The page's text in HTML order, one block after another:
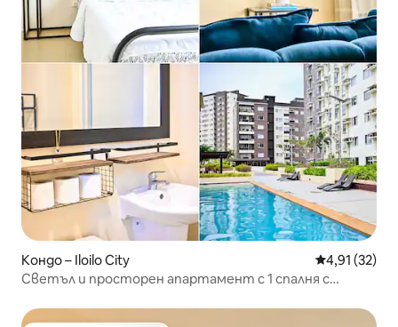
Кондо – Iloilo City Средна
4,91 (32)
Светъл и просторен апартамент с 1 спалня с